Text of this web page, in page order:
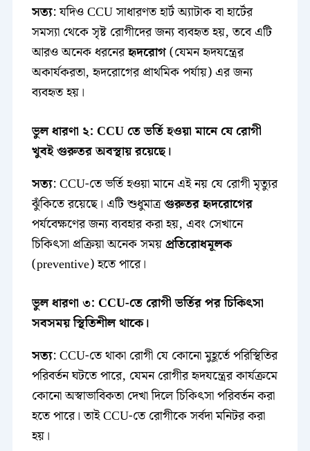
সত্য: যদিও CCU সাধারণত হার্ট অ্যাটাক বা হার্টের
সমস্যা থেকে সৃষ্ট রোগীদের জন্য ব্যবহৃত হয়, তবে এটি
আরও অনেক ধরনেরহৃদরোগ(যেমন হৃদযন্ত্রের
অকার্যকরতা, হৃদরোগের প্রাথমিক পর্যায়) এর জন্য
ব্যবহৃত হয়।
ভুল ধারণা ২: CCU তে ভর্তি হওয়া মানে যে রোগী
খুবই গুরুতর অবস্থায় রয়েছে।
সত্য: CCU-তে ভর্তি হওয়া মানে এই নয় যে রোগী মৃত্যুর
ঝুঁকিতে রয়েছে। এটি শুধুমাত্রগুরুতর হৃদরোগের
পর্যবেক্ষণের জন্য ব্যবহার করা হয়, এবং সেখানে
চিকিৎসা প্রক্রিয়া অনেক সময়প্রতিরোধমূলক
(preventive) হতে পারে।
ভুল ধারণা ৩: CCU-তে রোগী ভর্তির পর চিকিৎসা
সবসময় স্থিতিশীল থাকে।
সত্য: CCU-তে থাকা রোগী যে কোনো মুহূর্তে পরিস্থিতির
পরিবর্তন ঘটতে পারে, যেমন রোগীর হৃদযন্ত্রের কার্যক্রমে
কোনো অস্বাভাবিকতা দেখা দিলে চিকিৎসা পরিবর্তন করা
হতে পারে। তাই CCU-তে রোগীকে সর্বদা মনিটর করা
হয়।